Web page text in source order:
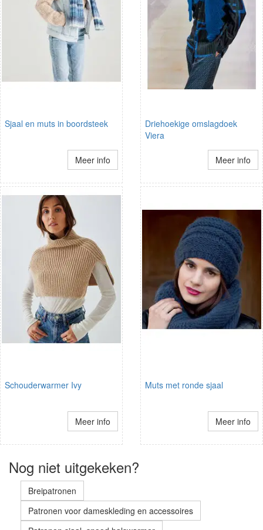
Sjaal en muts in boordsteek
Meer info
Driehoekige omslagdoek
Viera
Meer info
Schouderwarmer Ivy
Meer info
Muts met ronde sjaal
Meer info
Nog niet uitgekeken?
Breipatronen
Patronen voor dameskleding en accessoires